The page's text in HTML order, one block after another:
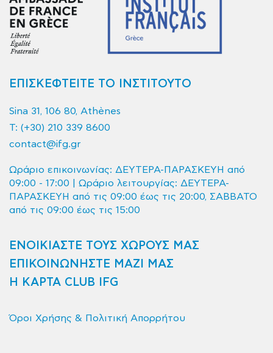
ΕΠΙΣΚΕΦΤΕΙΤΕ ΤΟ ΙΝΣΤΙΤΟΥΤΟ
Sina 31, 106 80, Athènes
T: (+30) 210 339 8600
contact@ifg.gr
Ωράριο επικοινωνίας: ΔΕΥΤΕΡΑ-ΠΑΡΑΣΚΕΥΗ από
09:00 - 17:00 | Ωράριο λειτουργίας: ΔΕΥΤΕΡΑ-
ΠΑΡΑΣΚΕΥΗ από τις 09:00 έως τις 20:00, ΣΑΒΒΑΤΟ
από τις 09:00 έως τις 15:00
ΕΝΟΙΚΙΑΣΤΕ ΤΟΥΣ ΧΩΡΟΥΣ ΜΑΣ
ΕΠΙΚΟΙΝΩΝΗΣΤΕ ΜΑΖΙ ΜΑΣ
Η ΚΑΡΤΑ CLUB IFG
Όροι Χρήσης & Πολιτική Απορρήτου